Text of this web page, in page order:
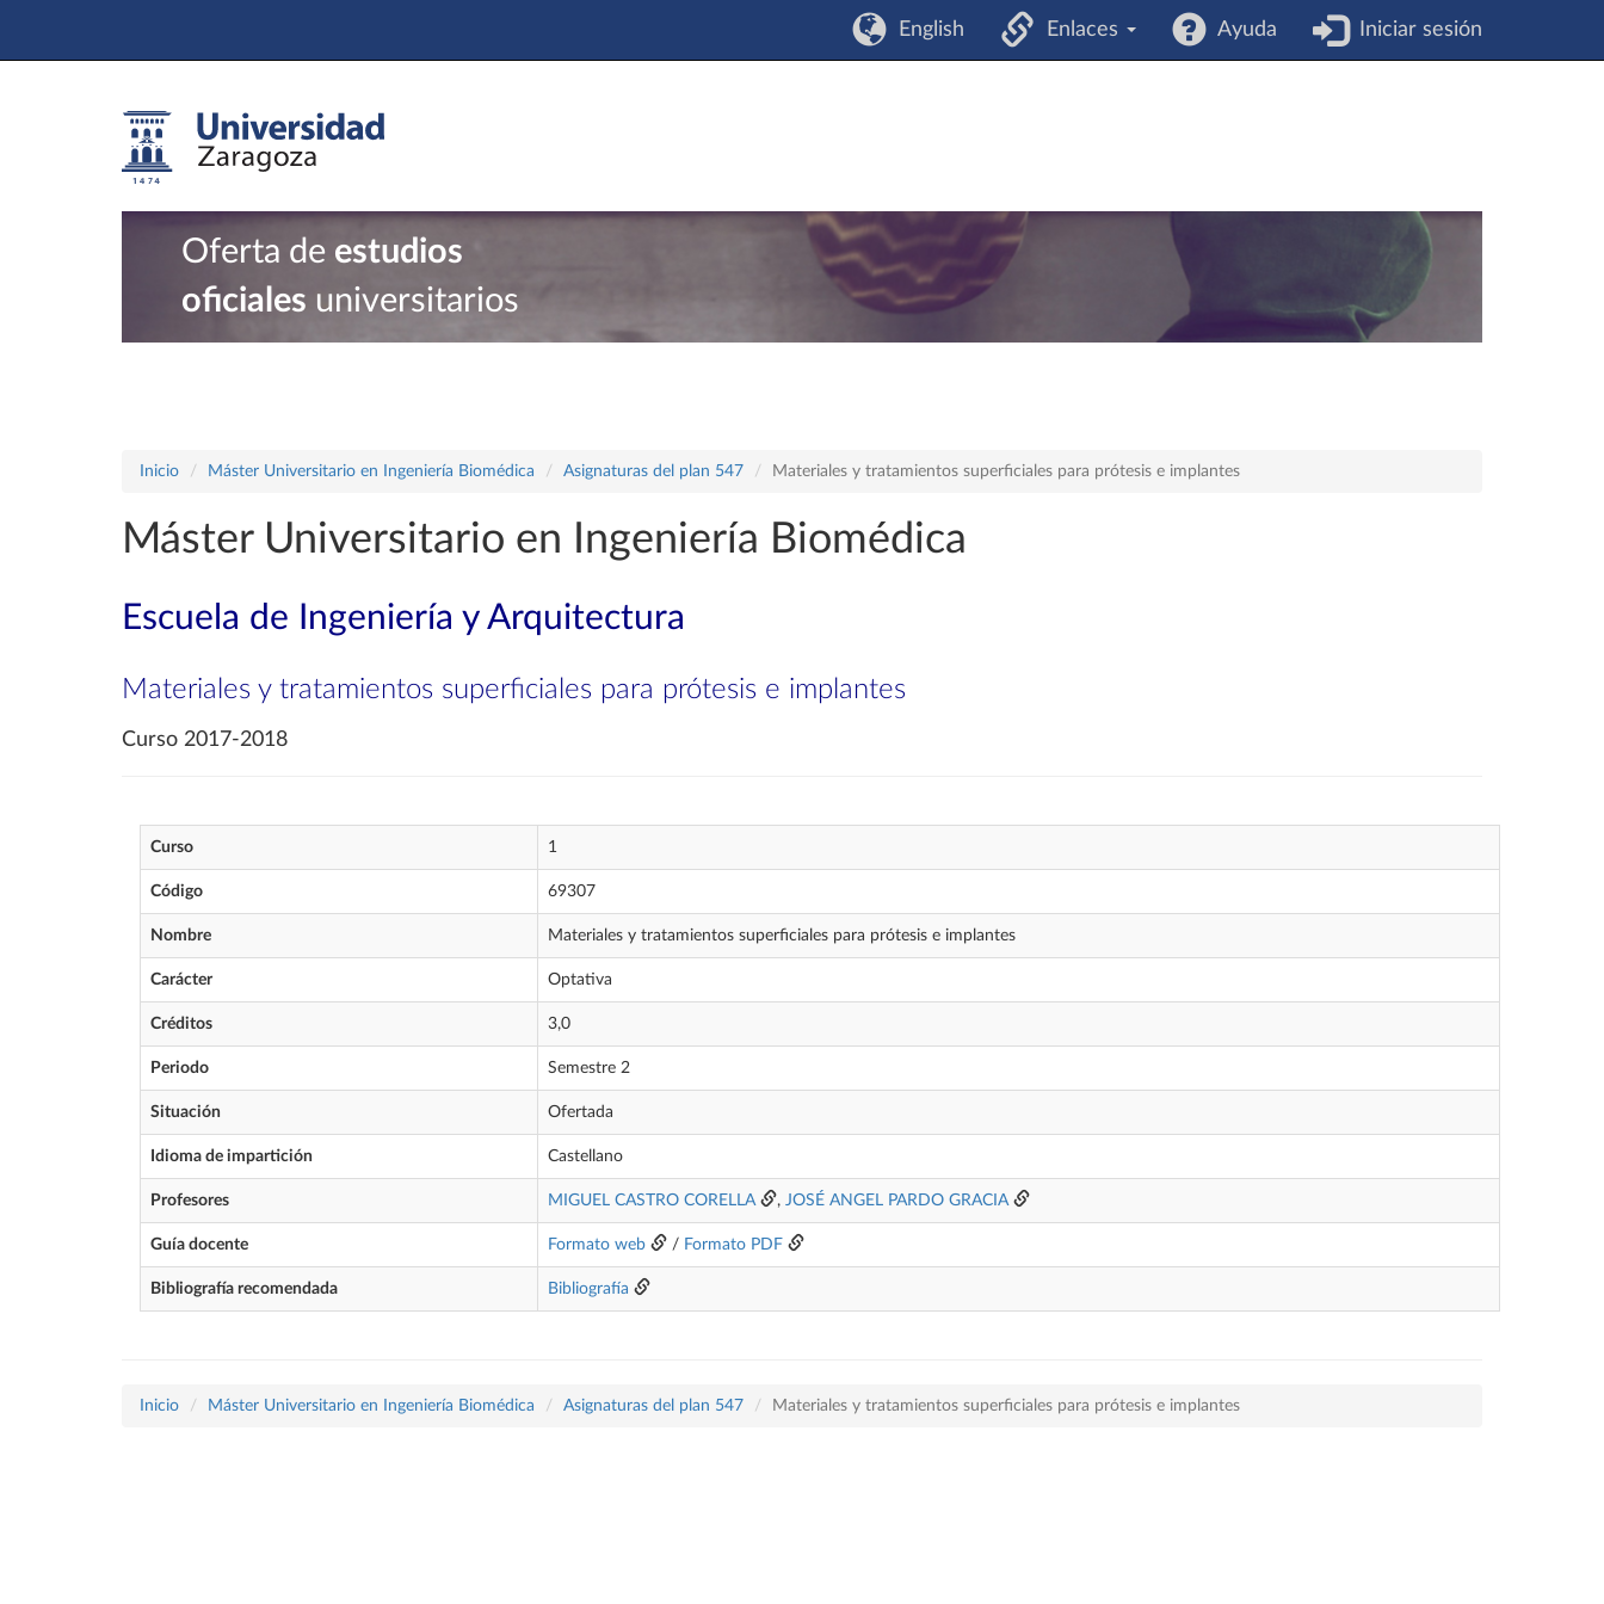
English Enlaces Ayuda Iniciar sesión
Oferta de estudios
oficiales universitarios
Inicio Máster Universitario en Ingeniería Biomédica Asignaturas del plan 547 Materiales y tratamientos superficiales para prótesis e implantes
Máster Universitario en Ingeniería Biomédica
Escuela de Ingeniería y Arquitectura
Materiales y tratamientos superficiales para prótesis e implantes
Curso 2017-2018
Curso 1
Código 69307
Nombre Materiales y tratamientos superficiales para prótesis e implantes
Carácter Optativa
Créditos 3,0
Periodo Semestre 2
Situación Ofertada
Idioma de impartición Castellano
Profesores MIGUEL CASTRO CORELLA , JOSÉ ANGEL PARDO GRACIA
Guía docente Formato web / Formato PDF
Bibliografía recomendada Bibliografía
Inicio Máster Universitario en Ingeniería Biomédica Asignaturas del plan 547 Materiales y tratamientos superficiales para prótesis e implantes